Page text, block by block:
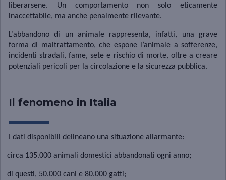
liberarsene. Un comportamento non solo eticamente
inaccettabile, ma anche penalmente rilevante.
L’abbandono di un animale rappresenta, infatti, una grave
forma di maltrattamento, che espone l’animale a sofferenze,
incidenti stradali, fame, sete e rischio di morte, oltre a creare
potenziali pericoli per la circolazione e la sicurezza pubblica.
Il fenomeno in Italia
I dati disponibili delineano una situazione allarmante:
circa 135.000 animali domestici abbandonati ogni anno;
di questi, 50.000 cani e 80.000 gatti;